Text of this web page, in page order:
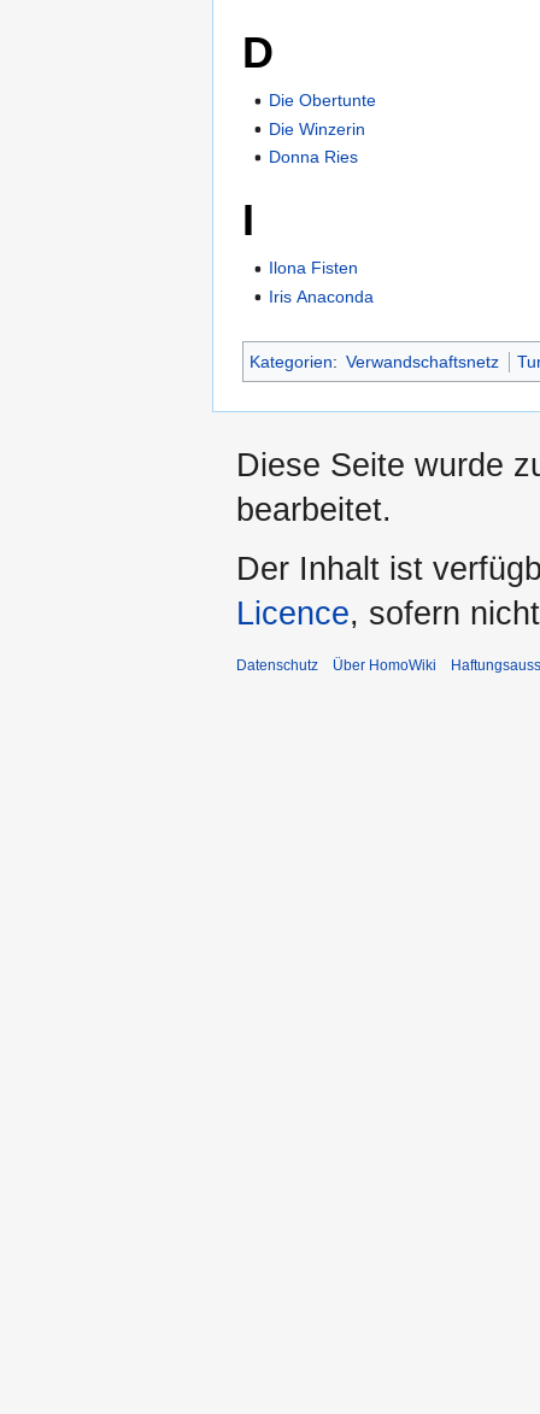
D
Die Obertunte
Die Winzerin
Donna Ries
I
Ilona Fisten
Iris Anaconda
Kategorien: Verwandschaftsnetz
Diese Seite wurde
bearbeitet.
Der Inhalt ist
Licence, sofern
Datenschutz Über HomoWiki